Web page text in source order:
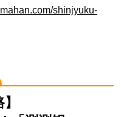
shinjyuku-